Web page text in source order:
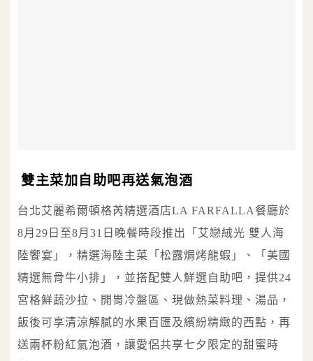
雙主菜加自助吧再送氣泡酒
台北艾麗希爾頓格芮精選酒店LA FARFALLA餐廳於
8月29日至8月31日晚餐時段推出「艾戀絨光 雙人海
陸饗宴」，精選海陸主菜「松露焗烤龍蝦」、「美國
精選無骨牛小排」，並搭配雙人鮮選自助吧，提供24
宮格鮮蔬沙拉、開胃冷盤區、現做熱菜料理、湯品，
飯後可享清涼解膩的水果百匯及繽紛精緻的西點，再
送兩杯粉紅氣泡酒，讓愛侶共享七夕限定的甜蜜時